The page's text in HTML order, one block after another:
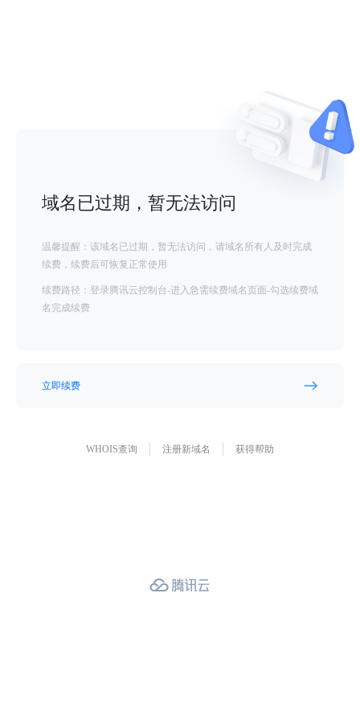
域名已过期，暂无法访问
温馨提醒：该域名已过期，暂无法访问，请域名所有人及时完成
续费，续费后可恢复正常使用
续费路径：登录腾讯云控制台-进入急需续费域名页面-勾选续费域
名完成续费
立即续费
WHOIS查询 注册新域名 获得帮助